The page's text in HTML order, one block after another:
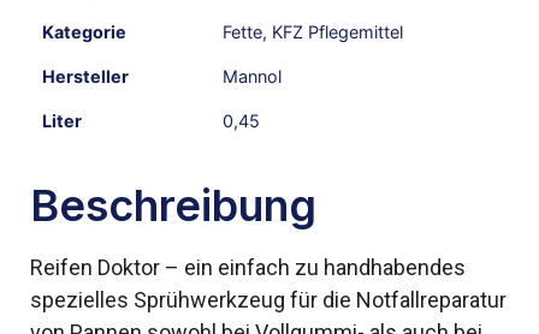
Kategorie Fette, KFZ Pflegemittel
Hersteller Mannol
Liter 0,45
Beschreibung
Reifen Doktor – ein einfach zu handhabendes
spezielles Sprühwerkzeug für die Notfallreparatur